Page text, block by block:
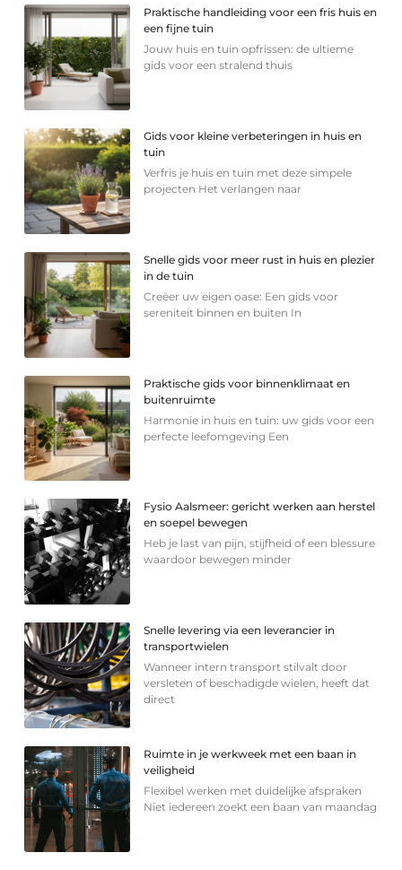
Praktische handleiding voor een fris huis en
een fijne tuin
Jouw huis en tuin opfrissen: de ultieme
gids voor een stralend thuis
Gids voor kleine verbeteringen in huis en
tuin
Verfris je huis en tuin met deze simpele
projecten Het verlangen naar
Snelle gids voor meer rust in huis en plezier
in de tuin
Creëer uw eigen oase: Een gids voor
sereniteit binnen en buiten In
Praktische gids voor binnenklimaat en
buitenruimte
Harmonie in huis en tuin: uw gids voor een
perfecte leefomgeving Een
Fysio Aalsmeer: gericht werken aan herstel
en soepel bewegen
Heb je last van pijn, stijfheid of een blessure
waardoor bewegen minder
Snelle levering via een leverancier in
transportwielen
Wanneer intern transport stilvalt door
versleten of beschadigde wielen, heeft dat
direct
Ruimte in je werkweek met een baan in
veiligheid
Flexibel werken met duidelijke afspraken
Niet iedereen zoekt een baan van maandag